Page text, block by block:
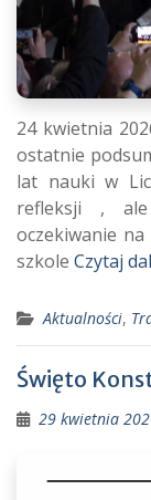
24 kwietnia
ostatnie
lat nauki w
refleksji ,
oczekiwanie
szkole Czytaj
Aktualności,
Święto
29 kwietnia